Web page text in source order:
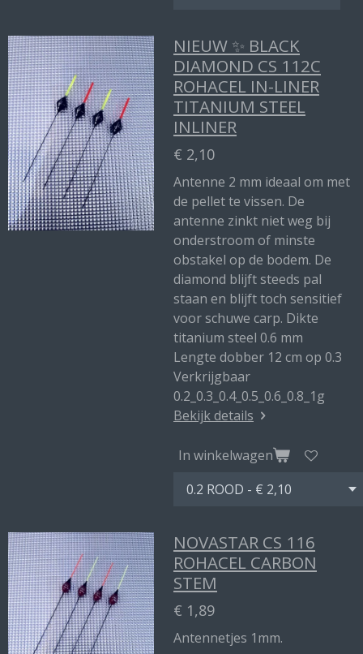
NIEUW ✨ BLACK
DIAMOND CS 112C
ROHACEL IN-LINER
TITANIUM STEEL
INLINER
€ 2,10
Antenne 2 mm ideaal om met
de pellet te vissen. De
antenne zinkt niet weg bij
onderstroom of minste
obstakel op de bodem. De
diamond blijft steeds pal
staan en blijft toch sensitief
voor schuwe carp. Dikte
titanium steel 0.6 mm
Lengte dobber 12 cm op 0.3
Verkrijgbaar
0.2_0.3_0.4_0.5_0.6_0.8_1g
Bekijk details
In winkelwagen
NOVASTAR CS 116
ROHACEL CARBON
STEM
€ 1,89
Antennetjes 1mm.